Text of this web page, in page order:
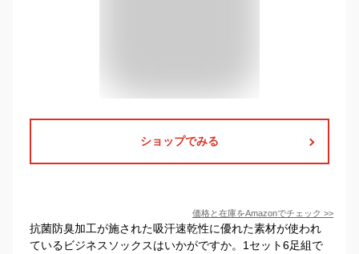
ショップでみる
価格と在庫をAmazonでチェック >>
抗菌防臭加工が施された吸汗速乾性に優れた素材が使われ
ているビジネスソックスはいかがですか。1セット6足組で